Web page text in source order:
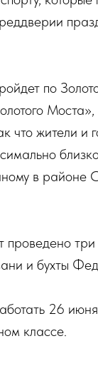
по
что жители и
в районе
проведено
и бухты
26
классе.